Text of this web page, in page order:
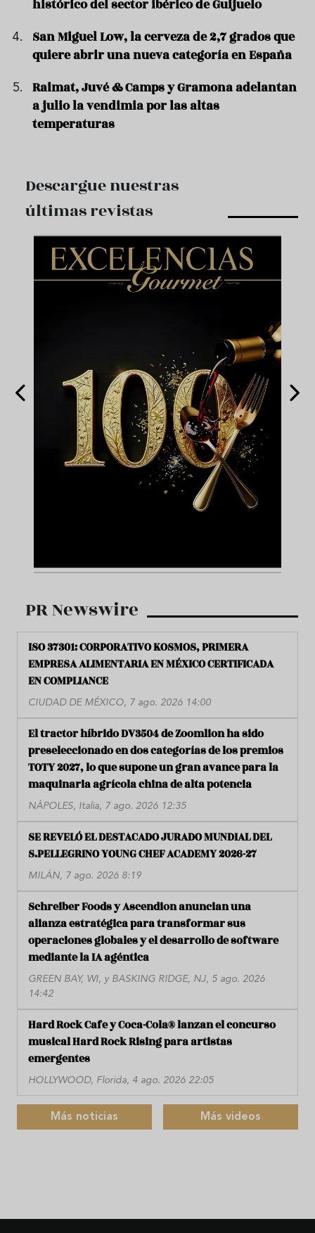
histórico del sector ibérico de Guijuelo
San Miguel Low, la cerveza de 2,7 grados que
quiere abrir una nueva categoría en España
Raimat, Juvé & Camps y Gramona adelantan
a julio la vendimia por las altas
temperaturas
Descargue nuestras
últimas revistas
PR Newswire
ISO 37301: CORPORATIVO KOSMOS, PRIMERA
EMPRESA ALIMENTARIA EN MÉXICO CERTIFICADA
EN COMPLIANCE
CIUDAD DE MÉXICO, 7 ago. 2026 14:00
El tractor híbrido DV3504 de Zoomlion ha sido
preseleccionado en dos categorías de los premios
TOTY 2027, lo que supone un gran avance para la
maquinaria agrícola china de alta potencia
NÁPOLES, Italia, 7 ago. 2026 12:35
SE REVELÓ EL DESTACADO JURADO MUNDIAL DEL
S.PELLEGRINO YOUNG CHEF ACADEMY 2026-27
MILÁN, 7 ago. 2026 8:19
Schreiber Foods y Ascendion anuncian una
alianza estratégica para transformar sus
operaciones globales y el desarrollo de software
mediante la IA agéntica
GREEN BAY, WI, y BASKING RIDGE, NJ, 5 ago. 2026
14:42
Hard Rock Cafe y Coca-Cola® lanzan el concurso
musical Hard Rock Rising para artistas
emergentes
HOLLYWOOD, Florida, 4 ago. 2026 22:05
Más noticias Más videos